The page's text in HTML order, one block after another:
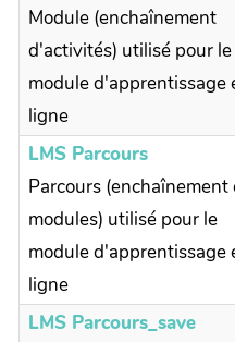
Module (enchaînement
d'activités) utilisé pour le
module d'apprentissage
ligne
LMS Parcours
Parcours (enchaînement
modules) utilisé pour le
module d'apprentissage
ligne
LMS Parcours_save